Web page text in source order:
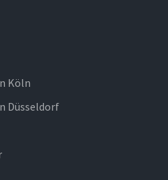
Köln
Düsseldorf